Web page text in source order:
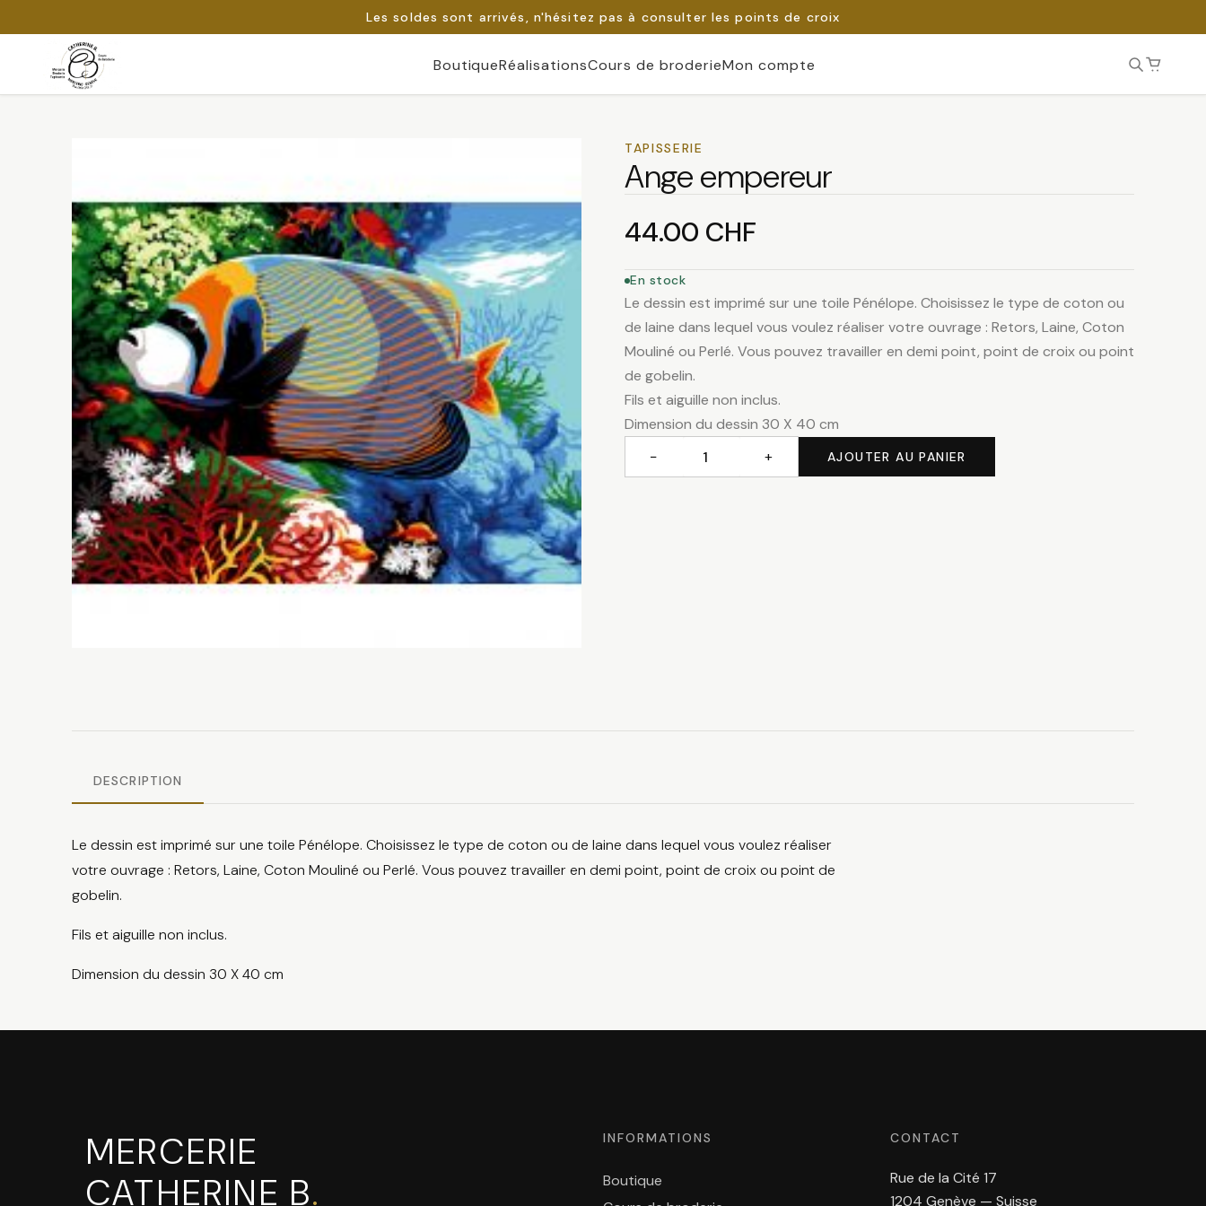
Les soldes sont arrivés, n'hésitez pas à consulter les points de croix
Passer
BoutiqueRéalisationsCours de broderieMon compte
TAPISSERIE
Ange empereur
44.00 CHF
En stock
Le dessin est imprimé sur une toile Pénélope. Choisissez le type de coton ou
de laine dans lequel vous voulez réaliser votre ouvrage : Retors, Laine, Coton
Mouliné ou Perlé. Vous pouvez travailler en demi point, point de croix ou point
de gobelin.
Fils et aiguille non inclus.
Dimension du dessin 30 X 40 cm
− + AJOUTER AU PANIER
DESCRIPTION
Le dessin est imprimé sur une toile Pénélope. Choisissez le type de coton ou de laine dans lequel vous voulez réaliser
votre ouvrage : Retors, Laine, Coton Mouliné ou Perlé. Vous pouvez travailler en demi point, point de croix ou point de
gobelin.
Fils et aiguille non inclus.
Dimension du dessin 30 X 40 cm
MERCERIE
CATHERINE B.
INFORMATIONS
Boutique
CONTACT
Rue de la Cité 17
1204 Genève — Suisse